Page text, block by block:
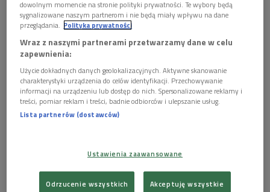
AUDIO 1 plik
 27'38
Matysiakowie 9 października godz. 13:16
dowolnym momencie na stronie polityki prywatności. Te wybory będą
sygnalizowane naszym partnerom i nie będą miały wpływu na dane
przeglądania. Polityka prywatności
Wraz z naszymi partnerami przetwarzamy dane w celu
zapewnienia:
Użycie dokładnych danych geolokalizacyjnych. Aktywne skanowanie
charakterystyki urządzenia do celów identyfikacji. Przechowywanie
informacji na urządzeniu lub dostęp do nich. Spersonalizowane reklamy i
treści, pomiar reklam i treści, badnie odbiorców i ulepszanie usług.
Lista partnerów (dostawców)
Ustawienia zaawansowane
Odrzucenie wszystkich Akceptuję wszystkie